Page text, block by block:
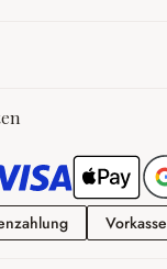
Ratenzahlung
Vorkasse